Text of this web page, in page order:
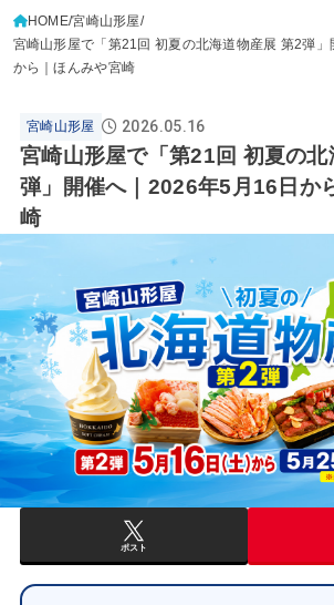
HOME 宮崎山形屋
宮崎山形屋で「第21回 初夏の北海道物産展 第2弾
から｜ほんみや宮崎
宮崎山形屋 2026.05.16
宮崎山形屋で「第21回 初夏の
弾」開催へ｜2026年5月16日か
崎
ポスト